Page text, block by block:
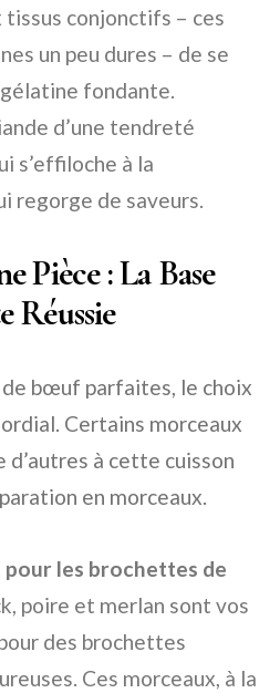
conjonctifs – ces
un peu dures – de se
fondante.
d’une tendreté
s’effiloche à la
regorge de saveurs.
Pièce : La Base
Réussie
bœuf parfaites, le choix
Certains morceaux
à cette cuisson
en morceaux.
les brochettes de
poire et merlan sont vos
des brochettes
Ces morceaux, à la